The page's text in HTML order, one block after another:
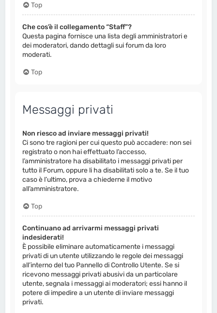
Top
Che cos’è il collegamento “Staff”?
Questa pagina fornisce una lista degli amministratori e
dei moderatori, dando dettagli sui forum da loro
moderati.
Top
Messaggi privati
Non riesco ad inviare messaggi privati!
Ci sono tre ragioni per cui questo può accadere: non sei
registrato o non hai effettuato l’accesso,
l’amministratore ha disabilitato i messaggi privati per
tutto il Forum, oppure li ha disabilitati solo a te. Se il tuo
caso è l’ultimo, prova a chiederne il motivo
all’amministratore.
Top
Continuano ad arrivarmi messaggi privati
indesiderati!
È possibile eliminare automaticamente i messaggi
privati ​​di un utente utilizzando le regole dei messaggi
all’interno del tuo Pannello di Controllo Utente. Se si
ricevono messaggi privati ​​abusivi da un particolare
utente, segnala i messaggi ai moderatori; essi hanno il
potere di impedire a un utente di inviare messaggi
privati​​.